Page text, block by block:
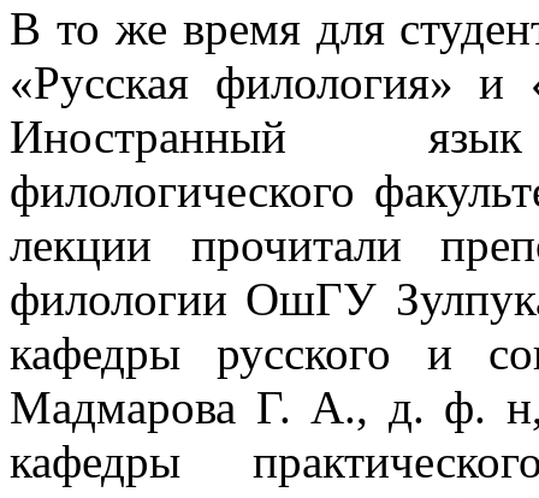
В то же время для
«Русская филология» и
Иностранный язык
филологического
лекции прочитали
филологии ОшГУ
кафедры русского и
Мадмарова Г. А., д. ф. н,
кафедры